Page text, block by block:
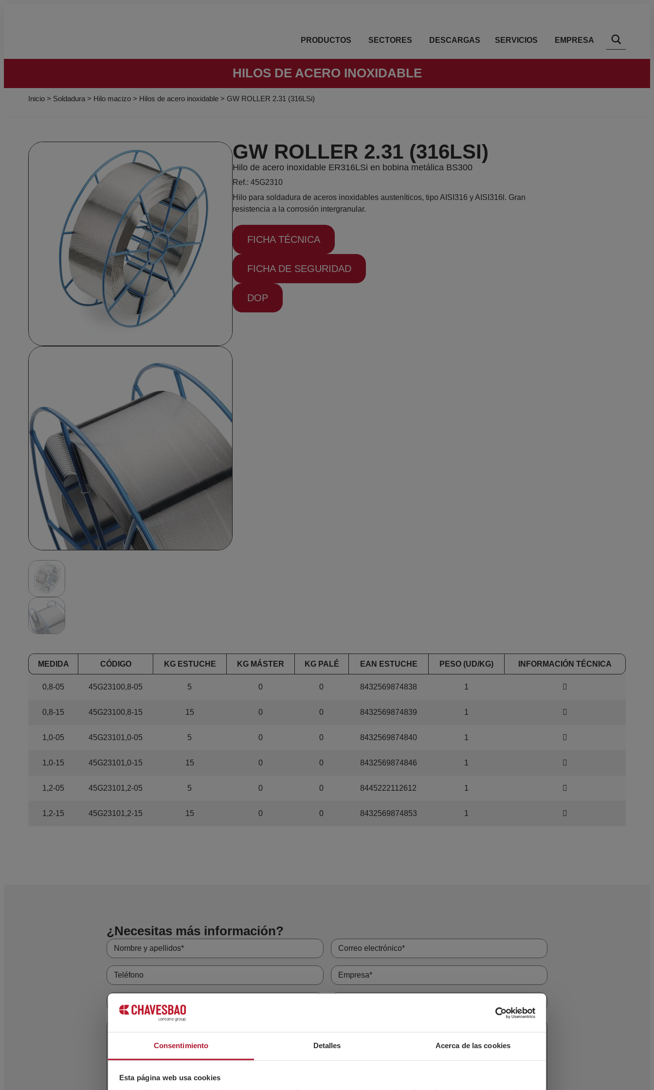
Consentimiento Detalles Acerca de las cookies
Esta página web usa cookies
PRODUCTOS SECTORES DESCARGAS SERVICIOS EMPRESA
HILOS DE ACERO INOXIDABLE
Inicio > Soldadura > Hilo macizo > Hilos de acero inoxidable > GW ROLLER 2.31 (316LSi)
GW ROLLER 2.31 (316LSI)
Hilo de acero inoxidable ER316LSi en bobina metálica BS300
Ref.: 45G2310
Hilo para soldadura de aceros inoxidables austeníticos, tipo AISI316 y AISI316l. Gran
resistencia a la corrosión intergranular.
FICHA TÉCNICA
FICHA DE SEGURIDAD
DOP
MEDIDA CÓDIGO KG ESTUCHE KG MÁSTER KG PALÉ EAN ESTUCHE PESO (UD/KG) INFORMACIÓN TÉCNICA
0,8-05 45G23100,8-05 5 0 0 8432569874838 1
0,8-15 45G23100,8-15 15 0 0 8432569874839 1
1,0-05 45G23101,0-05 5 0 0 8432569874840 1
1,0-15 45G23101,0-15 15 0 0 8432569874846 1
1,2-05 45G23101,2-05 5 0 0 8445222112612 1
1,2-15 45G23101,2-15 15 0 0 8432569874853 1
¿Necesitas más información?